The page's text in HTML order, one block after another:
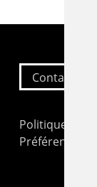
Contactez-
Politique de
Préférences